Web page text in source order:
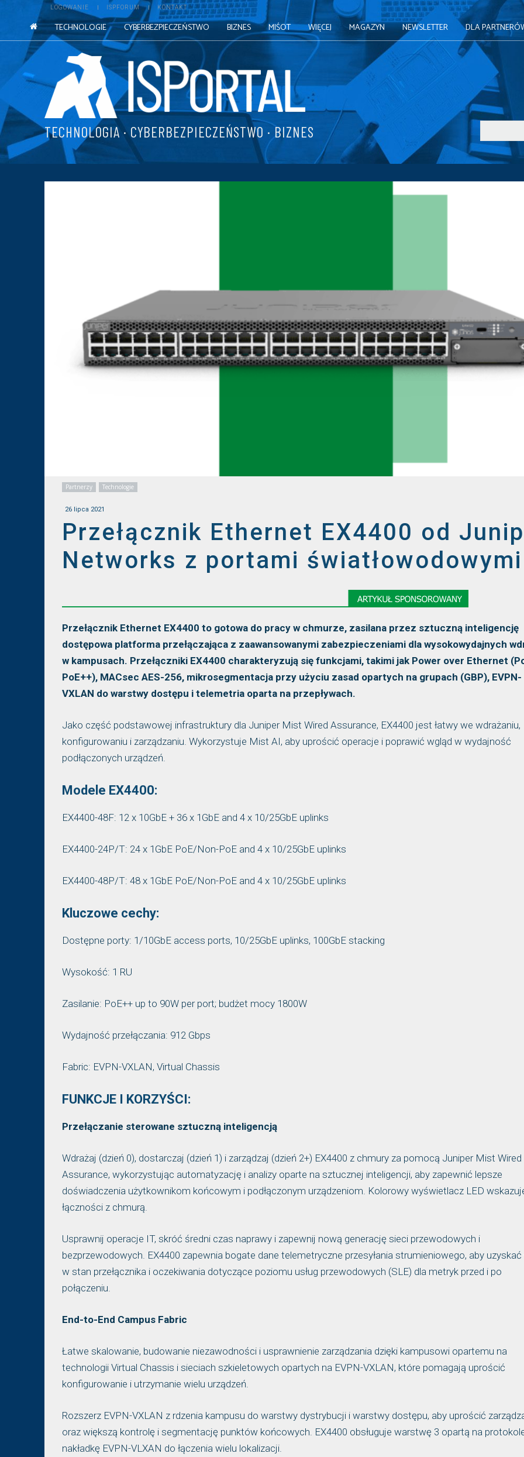
LOGOWANIE ISPFORUM KONTAKT
TECHNOLOGIE CYBERBEZPIECZEŃSTWO BIZNES MIŚOT WIĘCEJ MAGAZYN NEWSLETTER DLA
TECHNOLOGIA · CYBERBEZPIECZEŃSTWO · BIZNES
Partnerzy Technologie
26 lipca 2021
Przełącznik Ethernet EX4400 od
Networks z portami światłowodowymi
Przełącznik Ethernet EX4400 to gotowa do pracy w chmurze, zasilana przez sztuczną inteligencję
dostępowa platforma przełączająca z zaawansowanymi zabezpieczeniami dla wysokowydajnych
w kampusach. Przełączniki EX4400 charakteryzują się funkcjami, takimi jak Power over Ethernet
PoE++), MACsec AES-256, mikrosegmentacja przy użyciu zasad opartych na grupach (GBP), EVPN-
VXLAN do warstwy dostępu i telemetria oparta na przepływach.
Jako część podstawowej infrastruktury dla Juniper Mist Wired Assurance, EX4400 jest łatwy we wdrażaniu,
konfigurowaniu i zarządzaniu. Wykorzystuje Mist AI, aby uprościć operacje i poprawić wgląd w wydajność
podłączonych urządzeń.
Modele EX4400:
EX4400-48F: 12 x 10GbE + 36 x 1GbE and 4 x 10/25GbE uplinks
EX4400-24P/T: 24 x 1GbE PoE/Non-PoE and 4 x 10/25GbE uplinks
EX4400-48P/T: 48 x 1GbE PoE/Non-PoE and 4 x 10/25GbE uplinks
Kluczowe cechy:
Dostępne porty: 1/10GbE access ports, 10/25GbE uplinks, 100GbE stacking
Wysokość: 1 RU
Zasilanie: PoE++ up to 90W per port; budżet mocy 1800W
Wydajność przełączania: 912 Gbps
Fabric: EVPN-VXLAN, Virtual Chassis
FUNKCJE I KORZYŚCI:
Przełączanie sterowane sztuczną inteligencją
Wdrażaj (dzień 0), dostarczaj (dzień 1) i zarządzaj (dzień 2+) EX4400 z chmury za pomocą Juniper Mist Wired
Assurance, wykorzystując automatyzację i analizy oparte na sztucznej inteligencji, aby zapewnić lepsze
doświadczenia użytkownikom końcowym i podłączonym urządzeniom. Kolorowy wyświetlacz LED
łączności z chmurą.
Usprawnij operacje IT, skróć średni czas naprawy i zapewnij nową generację sieci przewodowych i
bezprzewodowych. EX4400 zapewnia bogate dane telemetryczne przesyłania strumieniowego, aby uzyskać
w stan przełącznika i oczekiwania dotyczące poziomu usług przewodowych (SLE) dla metryk przed i po
połączeniu.
End-to-End Campus Fabric
Łatwe skalowanie, budowanie niezawodności i usprawnienie zarządzania dzięki kampusowi opartemu na
technologii Virtual Chassis i sieciach szkieletowych opartych na EVPN-VXLAN, które pomagają uprościć
konfigurowanie i utrzymanie wielu urządzeń.
Rozszerz EVPN-VXLAN z rdzenia kampusu do warstwy dystrybucji i warstwy dostępu, aby uprościć
oraz większą kontrolę i segmentację punktów końcowych. EX4400 obsługuje warstwę 3 opartą na
nakładkę EVPN-VLXAN do łączenia wielu lokalizacji.